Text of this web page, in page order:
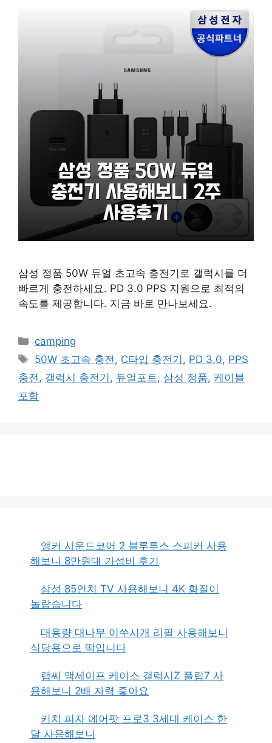
삼성 정품 50W 듀얼 초고속 충전기로 갤럭시를 더
빠르게 충전하세요. PD 3.0 PPS 지원으로 최적의
속도를 제공합니다. 지금 바로 만나보세요.
카
테
리
camping
태
그
50W 초고속 충전, C타입 충전기 , PD 3.0, PPS
충전, 갤럭시 충전기 , 듀얼포트, 삼성 정품, 케이블
포함
앵커 사운드코어 2 블루투스 스피커 사용
해보니 8만원대 가성비 후기
삼성 85인치 TV 사용해보니 4K 화질이
놀랍습니다
대용량 대나무 이쑤시개 리필 사용해보니
식당용으로 딱입니다
랩씨 맥세이프 케이스 갤럭시Z 플립7 사
용해보니 2배 자력 좋아요
키치 피자 에어팟 프로3 3세대 케이스 한
달 사용해보니